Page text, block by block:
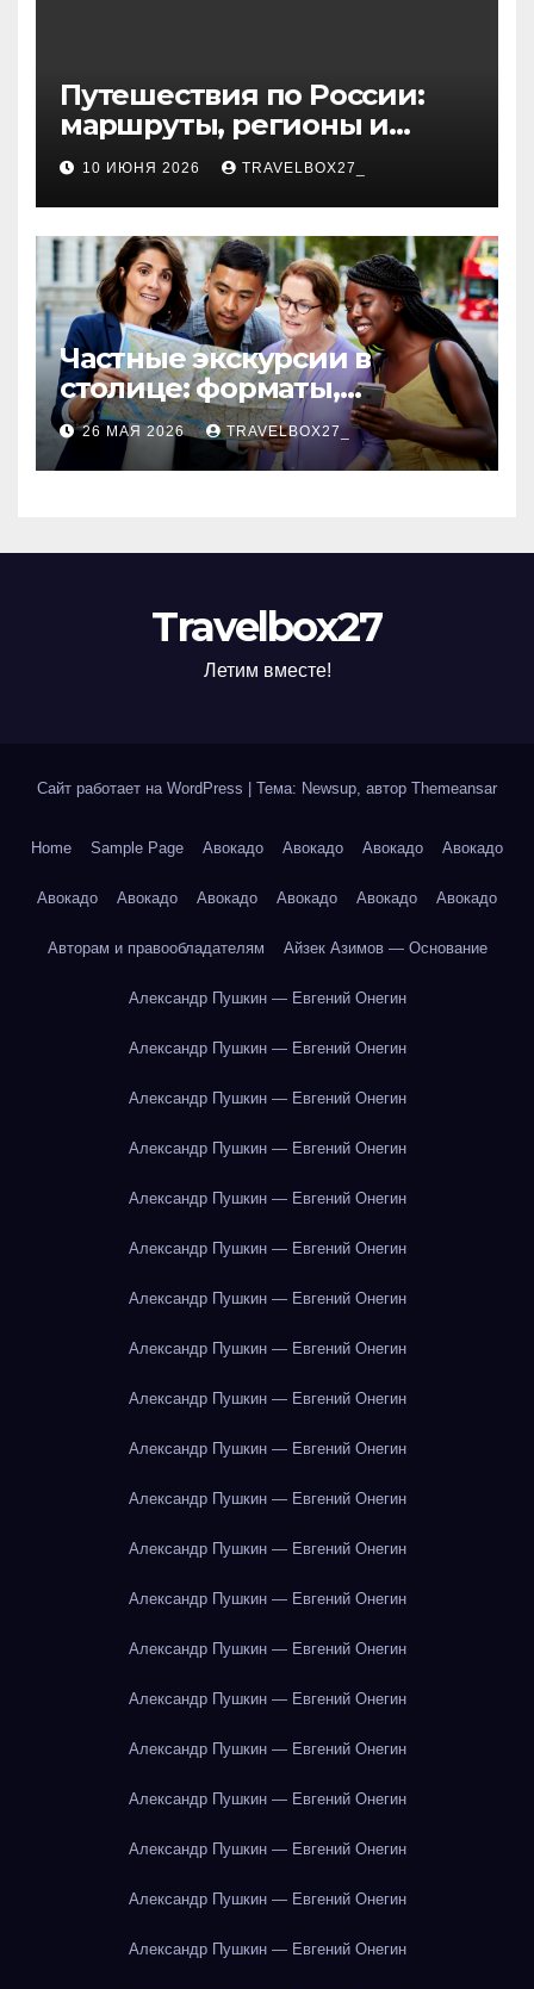
Путешествия по России:
маршруты, регионы и
особенности поездок
10 ИЮНЯ 2026 TRAVELBOX27_
Частные экскурсии в
столице: форматы,
маршруты и особенности
организации
26 МАЯ 2026 TRAVELBOX27_
Travelbox27
Летим вместе!
Сайт работает на WordPress Тема: Newsup, автор Themeansar
Home Sample Page Авокадо Авокадо Авокадо Авокадо
Авокадо Авокадо Авокадо Авокадо Авокадо Авокадо
Авторам и правообладателям Айзек Азимов — Основание
Александр Пушкин — Евгений Онегин
Александр Пушкин — Евгений Онегин
Александр Пушкин — Евгений Онегин
Александр Пушкин — Евгений Онегин
Александр Пушкин — Евгений Онегин
Александр Пушкин — Евгений Онегин
Александр Пушкин — Евгений Онегин
Александр Пушкин — Евгений Онегин
Александр Пушкин — Евгений Онегин
Александр Пушкин — Евгений Онегин
Александр Пушкин — Евгений Онегин
Александр Пушкин — Евгений Онегин
Александр Пушкин — Евгений Онегин
Александр Пушкин — Евгений Онегин
Александр Пушкин — Евгений Онегин
Александр Пушкин — Евгений Онегин
Александр Пушкин — Евгений Онегин
Александр Пушкин — Евгений Онегин
Александр Пушкин — Евгений Онегин
Александр Пушкин — Евгений Онегин